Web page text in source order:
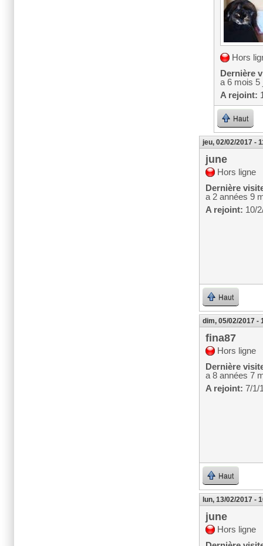
Hors
Dernière
a 6 mois 5
A rejoint:
Haut
jeu, 02/02/2017 -
june
Hors ligne
Dernière
a 2 années 9
A rejoint: 10/
Haut
dim, 05/02/2017 -
fina87
Hors ligne
Dernière
a 8 années 7
A rejoint: 7/1/
Haut
lun, 13/02/2017 -
june
Hors ligne